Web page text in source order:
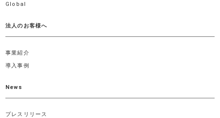
Global
法人のお客様へ
事業紹介
導入事例
News
プレスリリース